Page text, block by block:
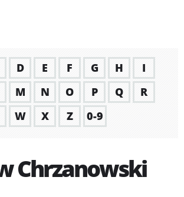
D E F G H
I
M N O P Q
R
W X Z 0-9
Chrzanowski